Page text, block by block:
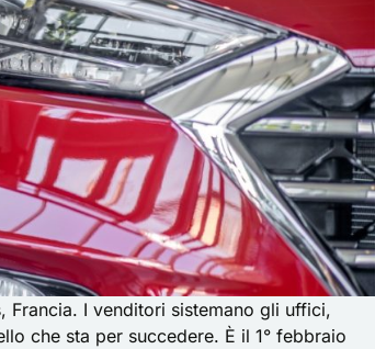
Francia. I venditori sistemano gli uffici,
che sta per succedere. È il 1° febbraio